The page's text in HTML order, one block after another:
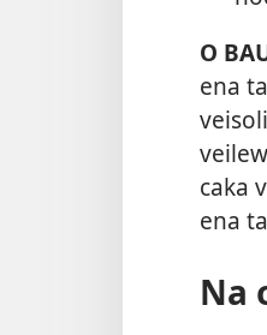
O
ena
caka
ena
Na